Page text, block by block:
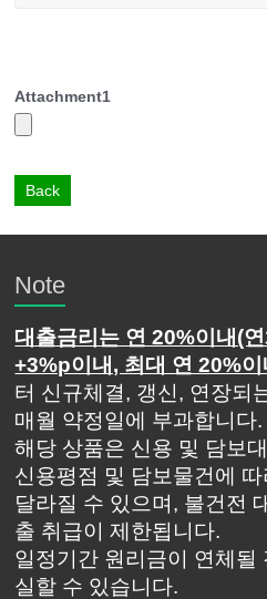
Attachment1
Back
Note
대출금리는 연 20%이내(
+3%p이내, 최대 연 20%이
터 신규체결, 갱신, 연장되
매월 약정일에 부과합니다.
해당 상품은 신용 및 담보
신용평점 및 담보물건에
달라질 수 있으며, 불건전
출 취급이 제한됩니다.
일정기간 원리금이 연체될
실할 수 있습니다.